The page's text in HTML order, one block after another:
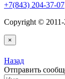
+7(843) 204-37-07
Copyright ©
×
Назад
Отправить